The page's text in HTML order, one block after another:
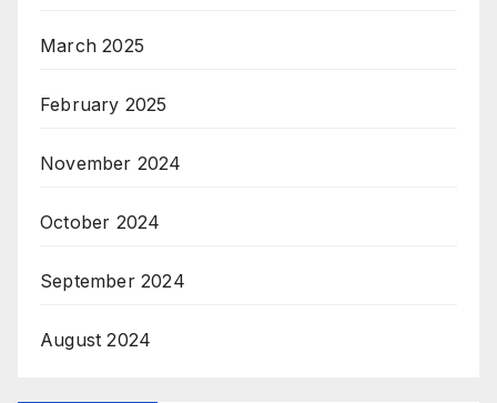
March 2025
February 2025
November 2024
October 2024
September 2024
August 2024